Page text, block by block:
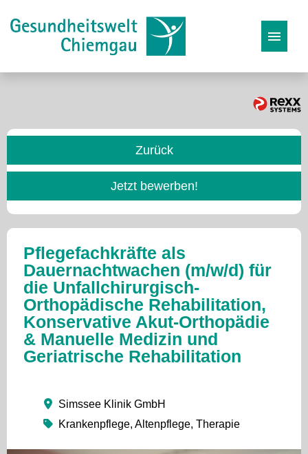
Karriereseite
Initiativbewerbung
Zurück
Jetzt bewerben!
Pflegefachkräfte als
Dauernachtwachen (m/w/d) für
die Unfallchirurgisch-
Orthopädische Rehabilitation,
Konservative Akut-Orthopädie
& Manuelle Medizin und
Geriatrische Rehabilitation
Simssee Klinik GmbH
Krankenpflege, Altenpflege, Therapie